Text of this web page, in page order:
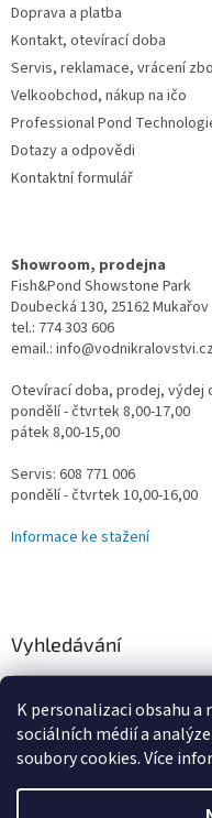
K personalizaci obsahu
sociálních médií a
soubory cookies. Více
Doprava a platba
Kontakt, otevírací doba
Servis, reklamace, vrácení
Velkoobchod, nákup na ičo
Professional Pond
Dotazy a odpovědi
Kontaktní formulář
Showroom, prodejna
Fish&Pond Showstone Park
Doubecká 130, 25162
tel.: 774 303 606
email.: info@vodnikralovstvi.cz
Otevírací doba, prodej, výdej
pondělí - čtvrtek 8,00-17,00
pátek 8,00-15,00
Servis: 608 771 006
pondělí - čtvrtek 10,00-16,00
Informace ke stažení
Vyhledávání